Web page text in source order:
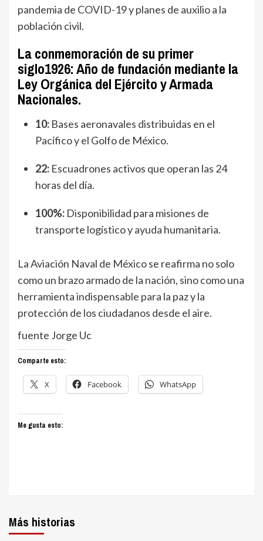
pandemia de COVID-19 y planes de auxilio a la
población civil.
La conmemoración de su primer
siglo1926:Año de fundación mediante la
Ley Orgánica del Ejército y Armada
Nacionales.
10: Bases aeronavales distribuidas en el
Pacífico y el Golfo de México.
22: Escuadrones activos que operan las 24
horas del día.
100%: Disponibilidad para misiones de
transporte logístico y ayuda humanitaria.
La Aviación Naval de México se reafirma no solo
como un brazo armado de la nación, sino como una
herramienta indispensable para la paz y la
protección de los ciudadanos desde el aire.
fuente Jorge Uc
Comparte esto:
X Facebook WhatsApp
Me gusta esto:
Más historias